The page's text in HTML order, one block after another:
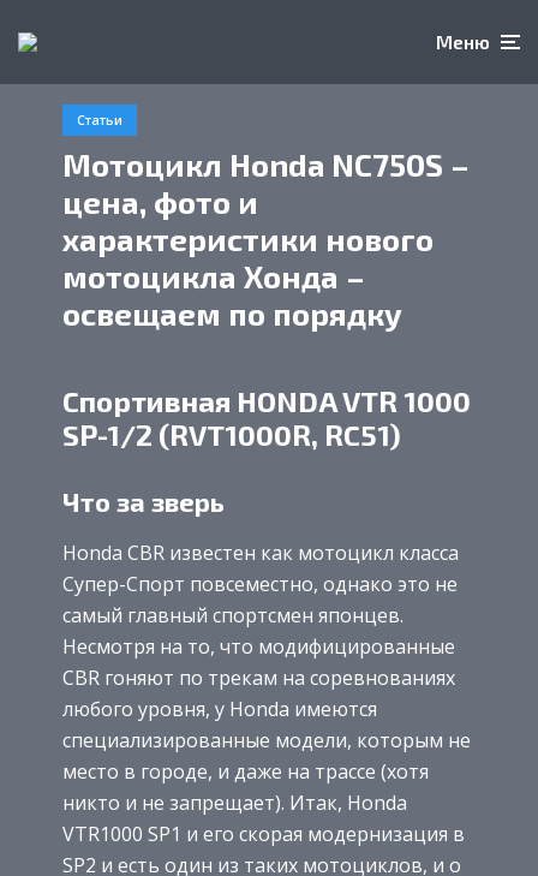
Меню
Статьи
Мотоцикл Honda NC750S –
цена, фото и
характеристики нового
мотоцикла Хонда –
освещаем по порядку
Спортивная HONDA VTR 1000
SP-1/2 (RVT1000R, RC51)
Что за зверь
Honda CBR известен как мотоцикл класса
Супер-Спорт повсеместно, однако это не
самый главный спортсмен японцев.
Несмотря на то, что модифицированные
CBR гоняют по трекам на соревнованиях
любого уровня, у Honda имеются
специализированные модели, которым не
место в городе, и даже на трассе (хотя
никто и не запрещает). Итак, Honda
VTR1000 SP1 и его скорая модернизация в
SP2 и есть один из таких мотоциклов, и о